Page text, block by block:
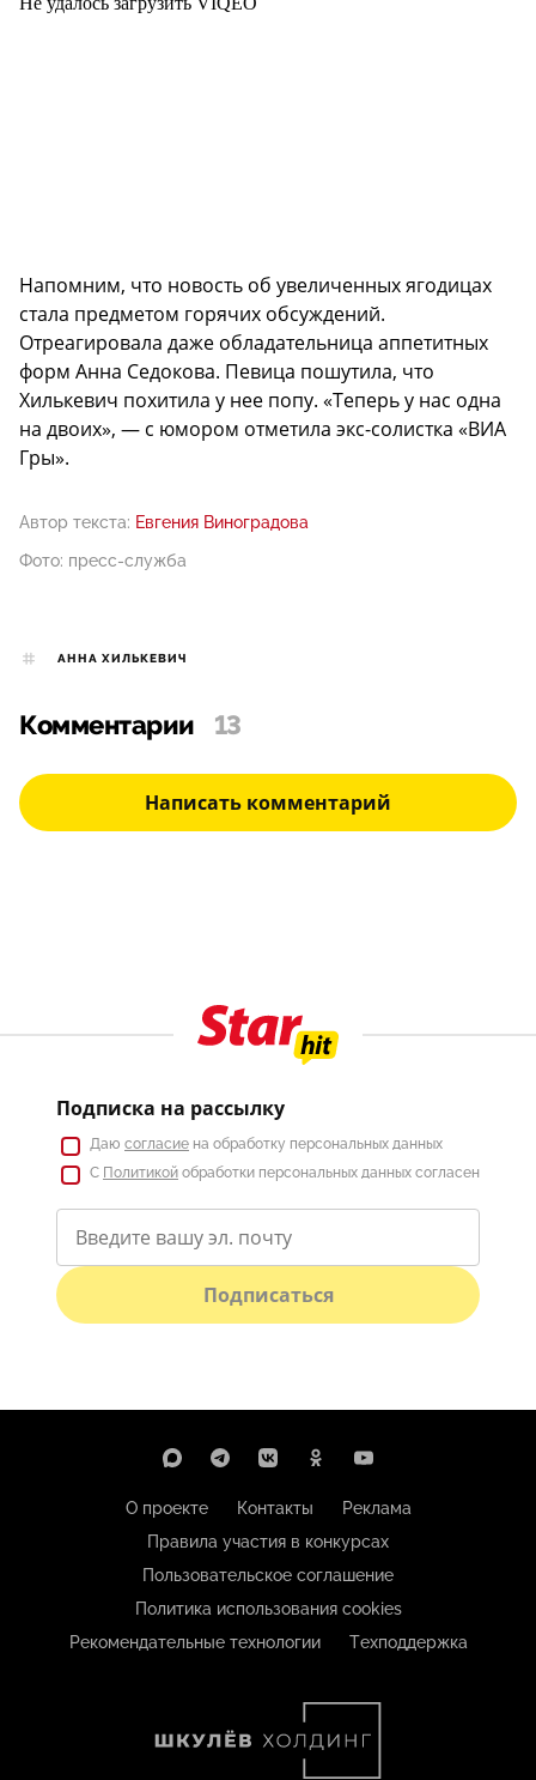
Напомним, что новость об увеличенных ягодицах
стала предметом горячих обсуждений.
Отреагировала даже обладательница аппетитных
форм Анна Седокова. Певица пошутила, что
Хилькевич похитила у нее попу. «Теперь у нас одна
на двоих», — с юмором отметила экс-солистка «ВИА
Гры».
Автор текста: Евгения Виноградова
Фото: пресс-служба
АННА ХИЛЬКЕВИЧ
Комментарии 13
Написать комментарий
Подписка на рассылку
Даю согласие на обработку персональных данных
С Политикой обработки персональных данных согласен
Подписаться
О проекте Контакты
Реклама
Правила участия в конкурсах
Пользовательское соглашение
Политика использования cookies
Рекомендательные технологии
Техподдержка